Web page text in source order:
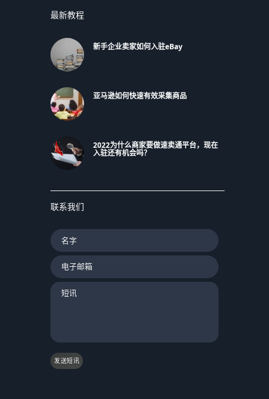
最新教程
新手企业卖家如何入驻eBay
亚马逊如何快速有效采集商品
2022为什么商家要做速卖通平台，现在
入驻还有机会吗？
联系我们
发送短讯